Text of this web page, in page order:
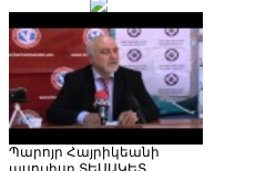
Պարոյր Հայրիկեանի